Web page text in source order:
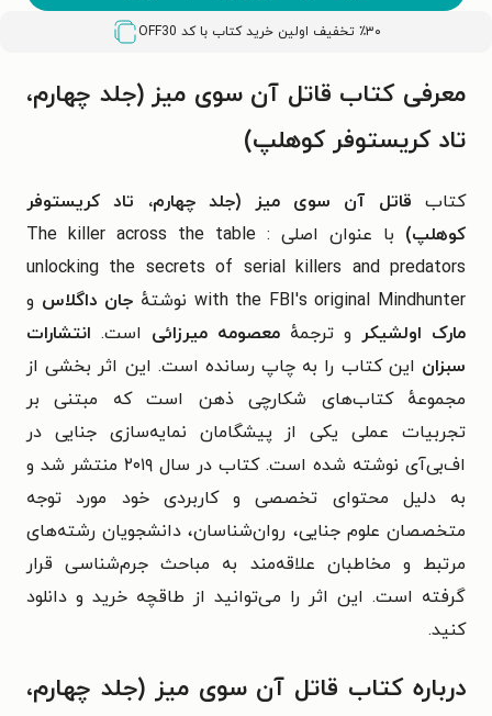
٪۳۰ تخفیف اولین خرید کتاب با کد OFF30
معرفی کتاب قاتل آن سوی میز (جلد چهارم،
تاد کریستوفر کوهلپ)
کتاب قاتل آن سوی میز (جلد چهارم، تاد کریستوفر
کوهلپ) با عنوان اصلی The killer across the table :
unlocking the secrets of serial killers and predators
with the FBI's original Mindhunter نوشتهٔ جان داگلاس و
مارک اولشیکر و ترجمهٔ معصومه میرزائی است. انتشارات
سبزان این کتاب را به چاپ رسانده است. این اثر بخشی از
مجموعهٔ کتاب‌های شکارچی ذهن است که مبتنی بر
تجربیات عملی یکی از پیشگامان نمایه‌سازی جنایی در
اف‌بی‌آی نوشته شده است. کتاب در سال ۲۰۱۹ منتشر شد و
به دلیل محتوای تخصصی و کاربردی خود مورد توجه
متخصصان علوم جنایی، روان‌شناسان، دانشجویان رشته‌های
مرتبط و مخاطبان علاقه‌مند به مباحث جرم‌شناسی قرار
گرفته است. این اثر را می‌توانید از طاقچه خرید و دانلود
کنید.
درباره کتاب قاتل آن سوی میز (جلد چهارم،